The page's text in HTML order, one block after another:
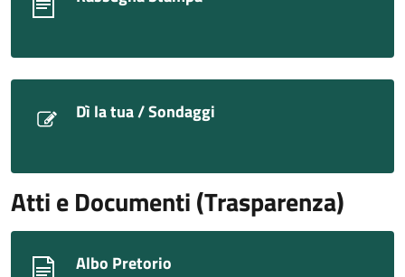
Dì la tua / Sondaggi
Atti e Documenti (Trasparenza)
Albo Pretorio